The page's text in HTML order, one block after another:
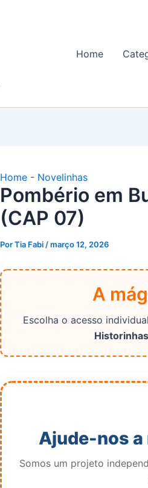
Home
Home - Novelinhas
Pombério em
(CAP 07)
PorTia Fabi /março 12, 2026
A
Escolha o acesso
Historinhas
Ajude-nos a
Somos um projeto